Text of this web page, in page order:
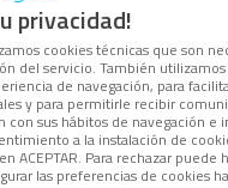
privacidad!
cookies técnicas que son
del servicio. También
de navegación, para
y para permitirle recibir
sus hábitos de navegación e
a la instalación de
ACEPTAR. Para rechazar puede
las preferencias de cookies